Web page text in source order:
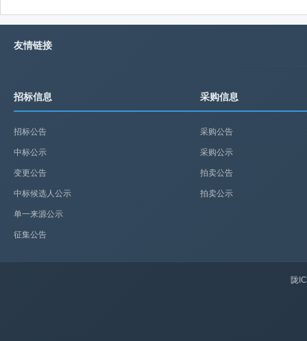
友情链接
招标信息
招标公告
中标公示
变更公告
中标候选人公示
单一来源公示
征集公告
采购信息
采购公告
采购公示
拍卖公告
拍卖公示
陇